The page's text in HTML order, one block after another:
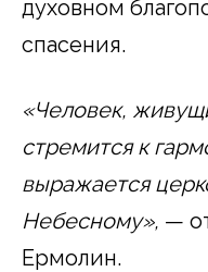
духовном
спасения.
«Человек,
стремится к
выражается
Небесному», —
Ермолин.